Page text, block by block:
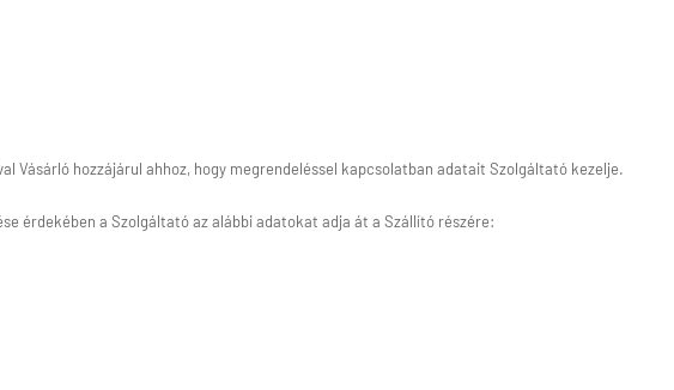
Vásárló hozzájárul ahhoz, hogy megrendeléssel kapcsolatban adatait Szolgáltató kezelje.
érdekében a Szolgáltató az alábbi adatokat adja át a Szállító részére: